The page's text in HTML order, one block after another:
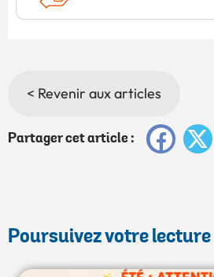
< Revenir aux articles
Partager cet article :
Poursuivez votre lecture